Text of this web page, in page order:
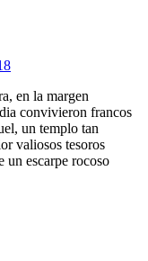
en la margen
convivieron francos
un templo tan
valiosos tesoros
un escarpe rocoso